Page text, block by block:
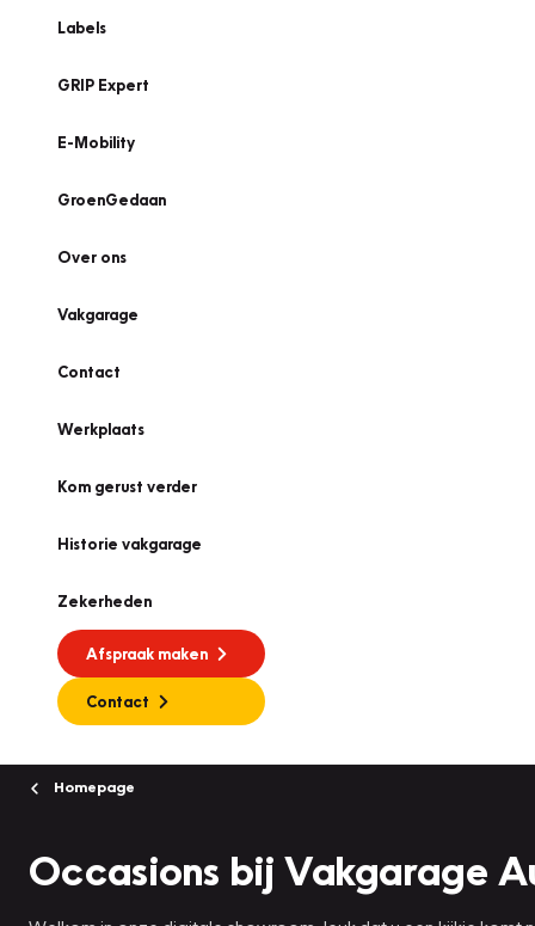
Labels
GRIP Expert
E-Mobility
GroenGedaan
Over ons
Vakgarage
Contact
Werkplaats
Kom gerust verder
Historie vakgarage
Zekerheden
Afspraak maken
Contact
Homepage
Occasions bij Vakgarage